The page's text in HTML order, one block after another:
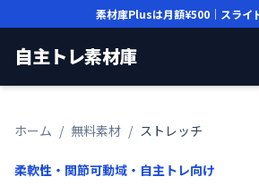
素材庫Plusは月額¥500 ｜スライ
自主トレ素材庫
ホーム / 無料素材 / ストレッチ
柔軟性・関節可動域・自主トレ向け